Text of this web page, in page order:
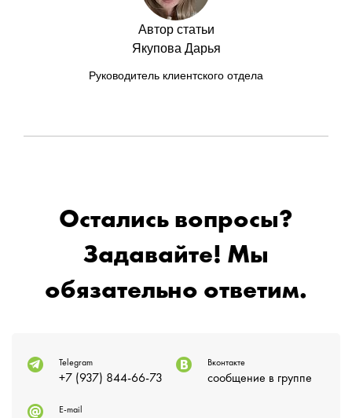
Автор статьи
Якупова Дарья
Руководитель клиентского отдела
Остались вопросы?
Задавайте! Мы
обязательно ответим.
Telegram
+7 (937) 844-66-73
Вконтакте
сообщение в группе
E-mail